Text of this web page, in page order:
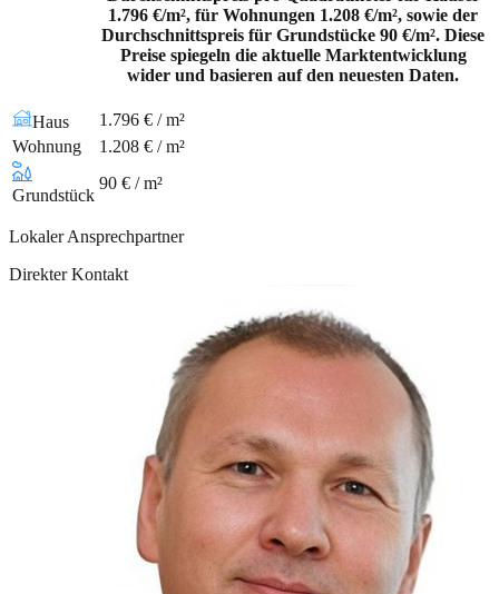
1.796 €/m², für Wohnungen 1.208 €/m², sowie der
Durchschnittspreis für Grundstücke 90 €/m². Diese
Preise spiegeln die aktuelle Marktentwicklung
wider und basieren auf den neuesten Daten.
Haus
1.796 € / m²
Wohnung
1.208 € / m²
Grundstück
90 € / m²
Lokaler Ansprechpartner
Direkter Kontakt